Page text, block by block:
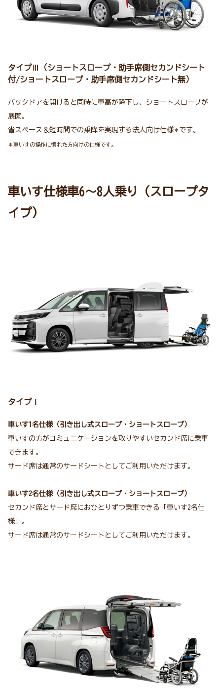
タイプⅢ（ショートスロープ・助手席側セカンドシート
付/ショートスロープ・助手席側セカンドシート無）
バックドアを開けると同時に車高が降下し、ショートスロープが
展開。
省スペース＆短時間での乗降を実現する法人向け仕様＊ です。
＊車いすの操作に慣れた方向けの仕様です。
車いす仕様車6～8人乗り（スロープタ
イプ）
タイプⅠ
車いす1名仕様（引き出し式スロープ・ショートスロープ）
車いすの方がコミュニケーションを取りやすいセカンド席に乗車
できます。
サード席は通常のサードシートとしてご利用いただけます。
車いす2名仕様（引き出し式スロープ・ショートスロープ）
セカンド席とサード席におひとりずつ乗車できる「車いす2名仕
様」。
サード席は通常のサードシートとしてご利用いただけます。